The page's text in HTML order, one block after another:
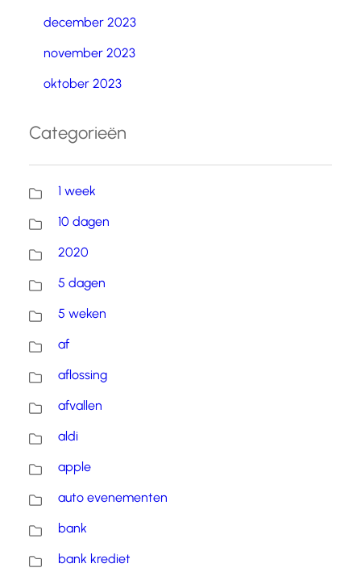
december 2023
november 2023
oktober 2023
Categorieën
1 week
10 dagen
2020
5 dagen
5 weken
af
aflossing
afvallen
aldi
apple
auto evenementen
bank
bank krediet